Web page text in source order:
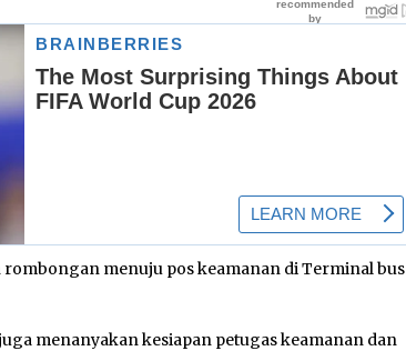
menuju pos keamanan di Terminal bus
menanyakan kesiapan petugas keamanan dan